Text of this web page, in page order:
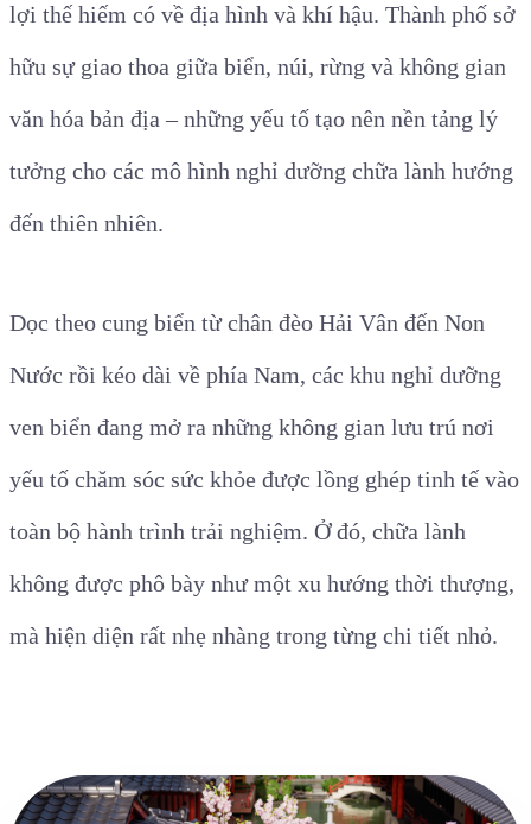
lợi thế hiếm có về địa hình và khí hậu. Thành phố sở
hữu sự giao thoa giữa biển, núi, rừng và không gian
văn hóa bản địa – những yếu tố tạo nên nền tảng lý
tưởng cho các mô hình nghỉ dưỡng chữa lành hướng
đến thiên nhiên.
Dọc theo cung biển từ chân đèo Hải Vân đến Non
Nước rồi kéo dài về phía Nam, các khu nghỉ dưỡng
ven biển đang mở ra những không gian lưu trú nơi
yếu tố chăm sóc sức khỏe được lồng ghép tinh tế vào
toàn bộ hành trình trải nghiệm. Ở đó, chữa lành
không được phô bày như một xu hướng thời thượng,
mà hiện diện rất nhẹ nhàng trong từng chi tiết nhỏ.